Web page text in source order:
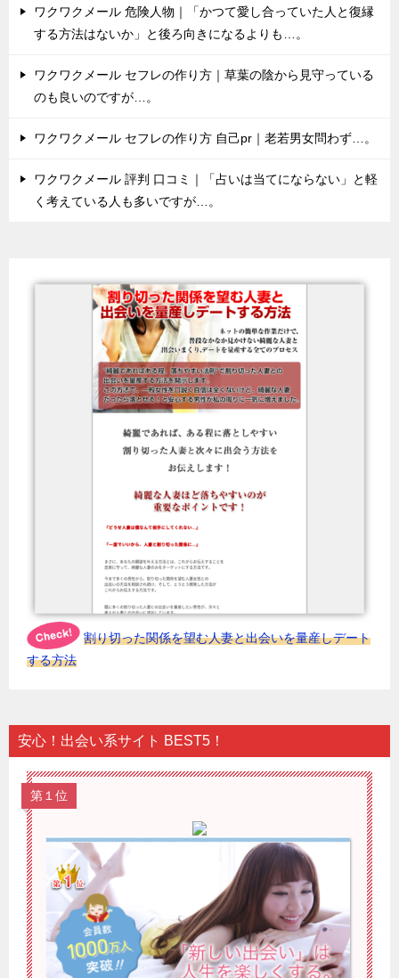
ワクワクメール 危険人物｜「かつて愛し合っていた人と復縁
する方法はないか」と後ろ向きになるよりも…。
ワクワクメール セフレの作り方｜草葉の陰から見守っている
のも良いのですが…。
ワクワクメール セフレの作り方 自己pr｜老若男女問わず…。
ワクワクメール 評判 口コミ｜「占いは当てにならない」と軽
く考えている人も多いですが…。
割り切った関係を望む人妻と出会いを量産しデート
する方法
安心！出会い系サイト BEST5！
第１位